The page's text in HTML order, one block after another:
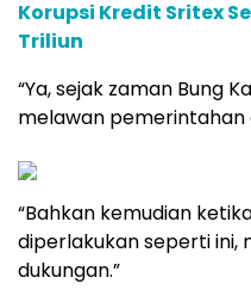
Korupsi Kredit Sritex
Triliun
“Ya, sejak zaman Bung
melawan pemerintahan
“Bahkan kemudian
diperlakukan seperti
dukungan.”